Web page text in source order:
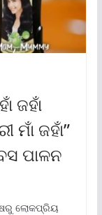
ଜହାଁ
ମାଁ ଜହାଁ”
ପାଳନ
ଲୋକପ୍ରିୟ